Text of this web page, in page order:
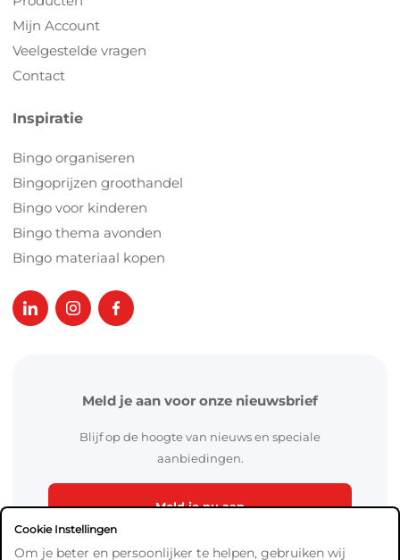
Mijn Account
Veelgestelde vragen
Contact
Inspiratie
Bingo organiseren
Bingoprijzen groothandel
Bingo voor kinderen
Bingo thema avonden
Bingo materiaal kopen
Meld je aan voor onze nieuwsbrief
Blijf op de hoogte van nieuws en speciale
aanbiedingen.
Meld je nu aan
Cookie Instellingen
Om je beter en persoonlijker te helpen, gebruiken wij